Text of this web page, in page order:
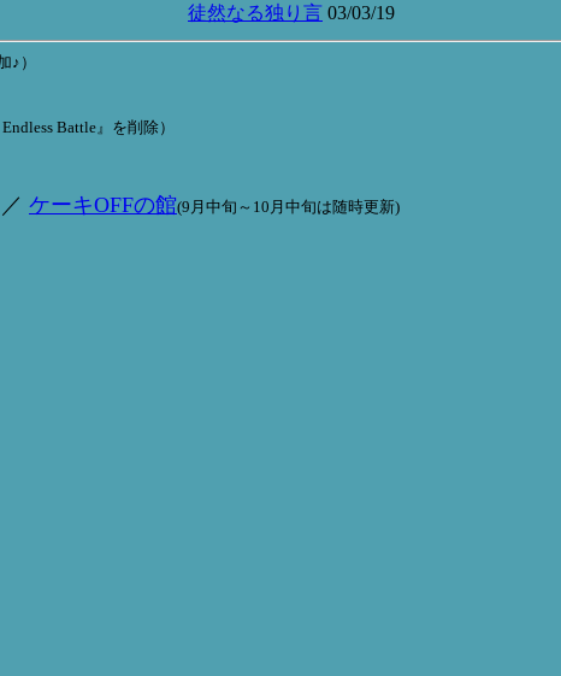
徒然なる独り言 03/03/19
）
Battle』を削除）
／ ケーキOFFの館(9月中旬～10月中旬は随時更新)